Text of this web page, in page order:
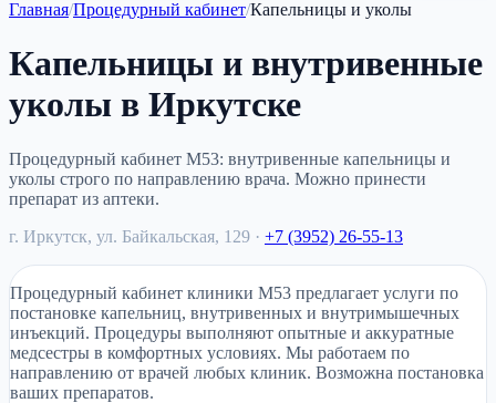
Главная/Процедурный кабинет/Капельницы и уколы
Капельницы и внутривенные
уколы в Иркутске
Процедурный кабинет М53: внутривенные капельницы и
уколы строго по направлению врача. Можно принести
препарат из аптеки.
г. Иркутск, ул. Байкальская, 129 · +7 (3952) 26-55-13
Процедурный кабинет клиники М53 предлагает услуги по
постановке капельниц, внутривенных и внутримышечных
инъекций. Процедуры выполняют опытные и аккуратные
медсестры в комфортных условиях. Мы работаем по
направлению от врачей любых клиник. Возможна постановка
ваших препаратов.